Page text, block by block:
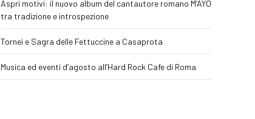
Aspri motivi: il nuovo album del cantautore romano M’AYO
tra tradizione e introspezione
Tornei e Sagra delle Fettuccine a Casaprota
Musica ed eventi d’agosto all’Hard Rock Cafe di Roma